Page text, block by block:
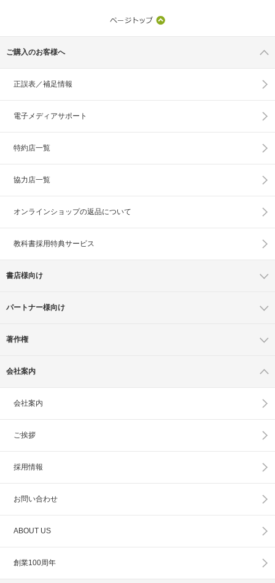
ご購入のお客様へ
正誤表／補足情報
電子メディアサポート
特約店一覧
協力店一覧
オンラインショップの返品について
教科書採用特典サービス
書店様向け
パートナー様向け
著作権
会社案内
会社案内
ご挨拶
採用情報
お問い合わせ
ABOUT US
創業100周年